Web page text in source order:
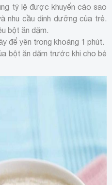
tỷ lệ được khuyến cáo sao
nhu cầu dinh dưỡng của trẻ.
bột ăn dặm.
để yên trong khoảng 1 phút.
bột ăn dặm trước khi cho bé